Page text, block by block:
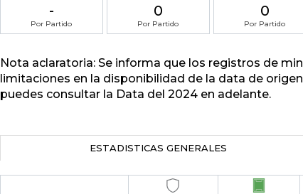
-
Por Partido
0
Por Partido
0
Por Partido
Nota aclaratoria: Se informa que los registros de
limitaciones en la disponibilidad de la data de
puedes consultar la Data del 2024 en adelante.
ESTADISTICAS GENERALES